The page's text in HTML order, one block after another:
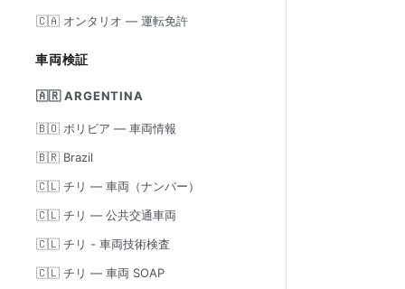
🇨🇦 オンタリオ — 運転免許
車両検証
🇦🇷 ARGENTINA
🇧🇴 ボリビア — 車両情報
🇧🇷 Brazil
🇨🇱 チリ — 車両（ナンバー）
🇨🇱 チリ — 公共交通車両
🇨🇱 チリ - 車両技術検査
🇨🇱 チリ — 車両 SOAP